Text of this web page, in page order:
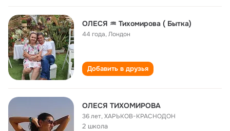
OЛЕСЯ ♒️ Тихомирова ( Бытка)
44 года,Лондон
Добавить в друзья
ОЛЕСЯ ТИХОМИРОВА
36 лет,ХАРЬКОВ-КРАСНОДОН
2 школа